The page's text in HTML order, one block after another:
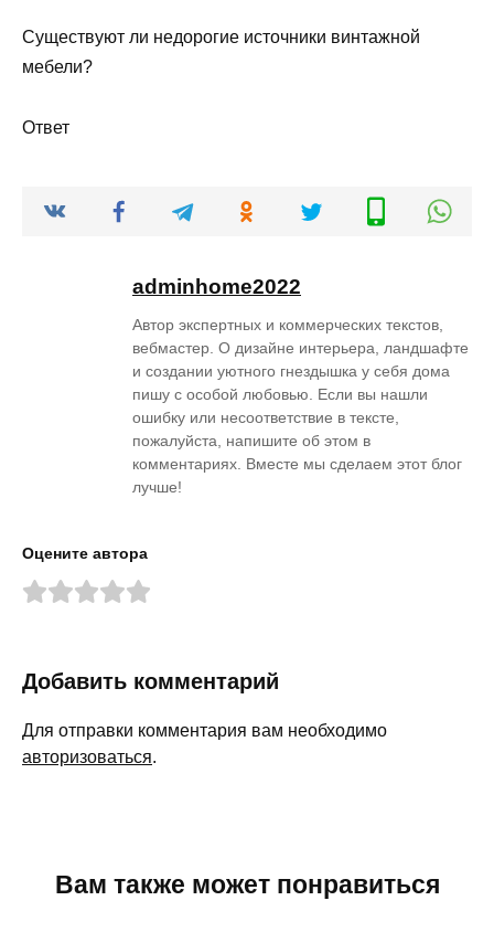
Существуют ли недорогие источники винтажной
мебели?
Ответ
adminhome2022
Автор экспертных и коммерческих текстов,
вебмастер. О дизайне интерьера, ландшафте
и создании уютного гнездышка у себя дома
пишу с особой любовью. Если вы нашли
ошибку или несоответствие в тексте,
пожалуйста, напишите об этом в
комментариях. Вместе мы сделаем этот блог
лучше!
Оцените автора
Добавить комментарий
Для отправки комментария вам необходимо
авторизоваться.
Вам также может понравиться